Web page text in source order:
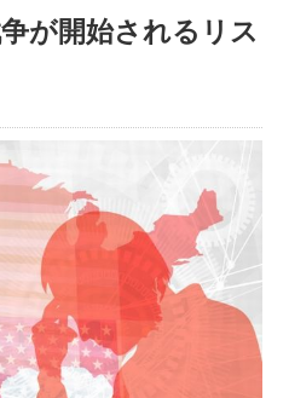
が開始されるリス